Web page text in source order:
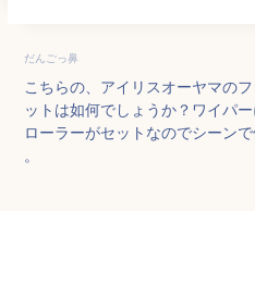
だんごっ鼻
こちらの、アイリスオーヤマの
ットは如何でしょうか？ワイパ
ローラーがセットなのでシーン
。